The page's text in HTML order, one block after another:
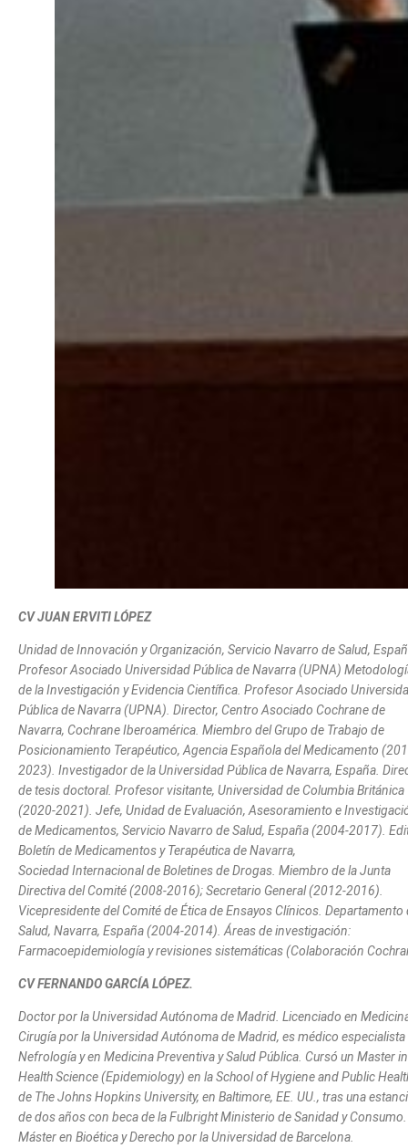
CV JUAN ERVITI LÓPEZ
Unidad de Innovación y Organización, Servicio Navarro de Salud,
Profesor Asociado Universidad Pública de Navarra (UPNA)
de la Investigación y Evidencia Científica. Profesor Asociado
Pública de Navarra (UPNA). Director, Centro Asociado Cochrane de
Navarra, Cochrane Iberoamérica. Miembro del Grupo de Trabajo de
Posicionamiento Terapéutico, Agencia Española del Medicamento
2023). Investigador de la Universidad Pública de Navarra, España.
de tesis doctoral. Profesor visitante, Universidad de Columbia Británica
(2020-2021). Jefe, Unidad de Evaluación, Asesoramiento e
de Medicamentos, Servicio Navarro de Salud, España (2004-2017).
Boletín de Medicamentos y Terapéutica de Navarra,
Sociedad Internacional de Boletines de Drogas. Miembro de la Junta
Directiva del Comité (2008-2016); Secretario General (2012-2016).
Vicepresidente del Comité de Ética de Ensayos Clínicos. Departamento
Salud, Navarra, España (2004-2014). Áreas de investigación:
Farmacoepidemiología y revisiones sistemáticas (Colaboración
CV FERNANDO GARCÍA LÓPEZ.
Doctor por la Universidad Autónoma de Madrid. Licenciado en
Cirugía por la Universidad Autónoma de Madrid, es médico especialista
Nefrología y en Medicina Preventiva y Salud Pública. Cursó un Master in
Health Science (Epidemiology) en la School of Hygiene and Public
de The Johns Hopkins University, en Baltimore, EE. UU., tras una
de dos años con beca de la Fulbright Ministerio de Sanidad y Consumo.
Máster en Bioética y Derecho por la Universidad de Barcelona.